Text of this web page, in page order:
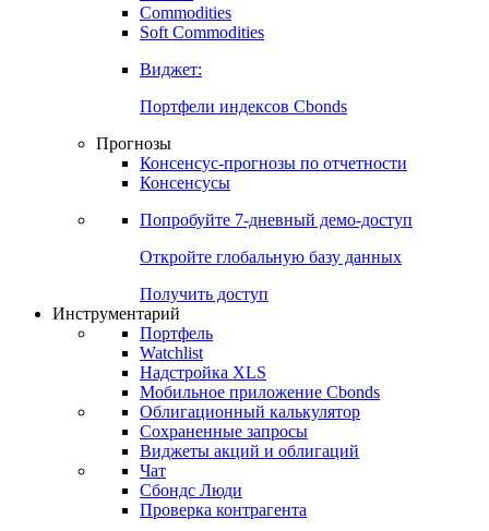
Commodities
Золото
Бензин
Soft Commodities
Виджет:
Портфели индексов Cbonds
Прогнозы
Консенсусы
Попробуйте7-дневный
Откройте глобальную базу данных
Получить доступ
Инструментарий
Портфель
Watchlist
Надстройка XLS
Мобильное приложение Cbonds
Облигационный калькулятор
Сохраненные запросы